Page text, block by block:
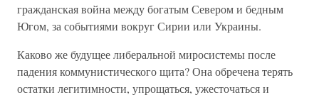
гражданская война между богатым Севером и бедным
Югом, за событиями вокруг Сирии или Украины.
Каково же будущее либеральной миросистемы после
падения коммунистического щита? Она обречена терять
остатки легитимности, упрощаться, ужесточаться и